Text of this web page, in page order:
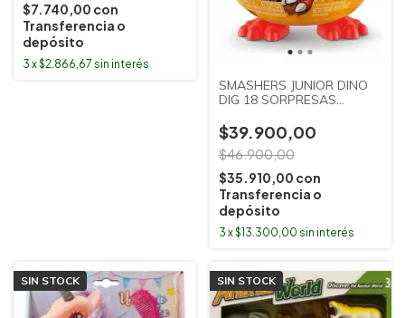
$7.740,00 con
Transferencia o
depósito
3 x$2.866,67 sin interés
SMASHERS JUNIOR DINO
DIG 18 SORPRESAS
$39.900,00
$46.900,00
$35.910,00 con
Transferencia o
depósito
3 x$13.300,00 sin interés
SIN STOCK SIN STOCK